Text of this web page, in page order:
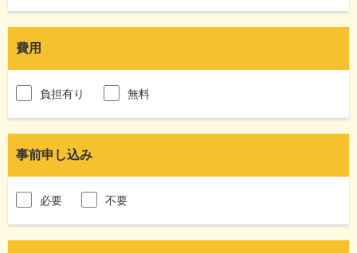
費用
負担有り 無料
事前申し込み
必要 不要